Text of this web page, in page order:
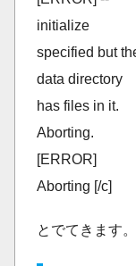
initialize
specified but
data directory
has files in it.
Aborting.
[ERROR]
Aborting [/c]
とでてきます。